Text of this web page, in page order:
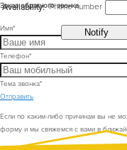
Заказ обратного звонка
Имя*
Телефон*
Тема звонка*
Отправить
Если по каким-либо причинам вы не
форму и мы свяжемся с вами в
Availability: Phone number